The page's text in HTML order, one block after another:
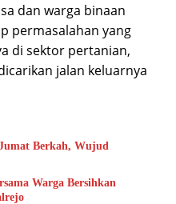
dan warga binaan
permasalahan yang
di sektor pertanian,
jalan keluarnya
Berkah, Wujud
Warga Bersihkan